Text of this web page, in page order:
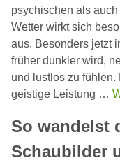
psychischen als
Wetter wirkt sich
aus. Besonders jetzt
früher dunkler wird,
und lustlos zu
geistige Leistung …
So wandelst
Schaubilder